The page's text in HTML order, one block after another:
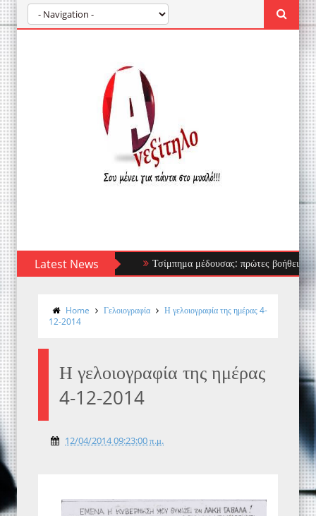
Latest News Τσίμπημα μέδουσας: πρώτες βοήθειες, τι να
Home Γελοιογραφία
Η γελοιογραφία της ημέρας 4-
12-2014
Η γελοιογραφία της ημέρας
4-12-2014
12/04/2014 09:23:00 π.μ.